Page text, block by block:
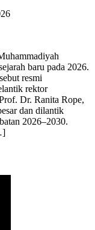
baru pada 2026.
resmi
rektor
Dr. Ranita Rope,
dan dilantik
2026–2030.